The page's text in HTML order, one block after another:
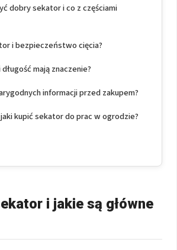
dobry sekator i co z częściami
i bezpieczeństwo cięcia?
mają znaczenie?
informacji przed zakupem?
kupić sekator do prac w ogrodzie?
i jakie są główne